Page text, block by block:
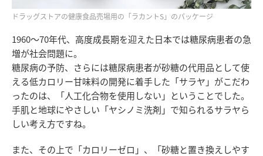
ドラッグストアの健康食品売場用の「ラカントS」のパッケージ
1960～70年代、高度成長期を迎えた日本では糖尿病患者の急
増が社会問題に。
糖尿病の予防、さらには糖尿病患者が砂糖の代用品として使
える低カロリー甘味料の開発に着手した「サラヤ」がこだわ
ったのは、「人工化合物を使用しない」ということでした。
手肌と地球にやさしい「ヤシノミ洗剤」で知られるサラヤら
しい考え方ですね。
また、その上で「カロリーゼロ」、「砂糖と置き換えしやす